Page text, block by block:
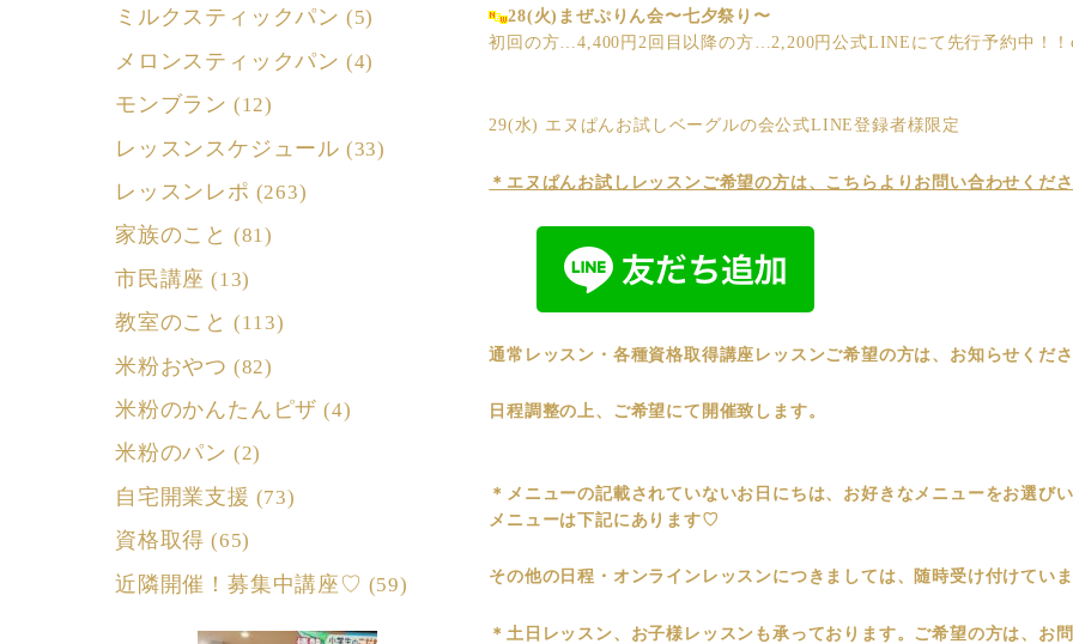
28(火)まぜぷりん会〜七夕祭り〜
初回の方…4,400円2回目以降の方…2,200円公式LINEにて先行予約中！！
29(水) エヌぱんお試しベーグルの会公式LINE登録者様限定
＊エヌぱんお試しレッスンご希望の方は、こちらよりお問い合わせくだ
通常レッスン・各種資格取得講座レッスンご希望の方は、お知らせくだ
日程調整の上、ご希望にて開催致します。
＊メニューの記載されていないお日にちは、お好きなメニューをお選び
メニューは下記にあります♡
その他の日程・オンラインレッスンにつきましては、随時受け付けてい
＊土日レッスン、お子様レッスンも承っております。ご希望の方は、お
ミルクスティックパン (5)
メロンスティックパン (4)
モンブラン (12)
レッスンスケジュール (33)
レッスンレポ (263)
家族のこと (81)
市民講座 (13)
教室のこと (113)
米粉おやつ (82)
米粉のかんたんピザ (4)
米粉のパン (2)
自宅開業支援 (73)
資格取得 (65)
近隣開催！募集中講座♡ (59)